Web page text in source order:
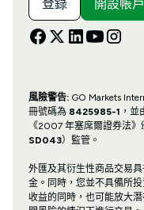
登錄 開設帳戶
風險警告:GO Markets
冊號碼為 8425985-1 ，
《2007 年塞席爾證券法
SD043）監管。
外匯及其衍生性商品交易
金。同時，您並不具備所
收益的同時，也可能放大